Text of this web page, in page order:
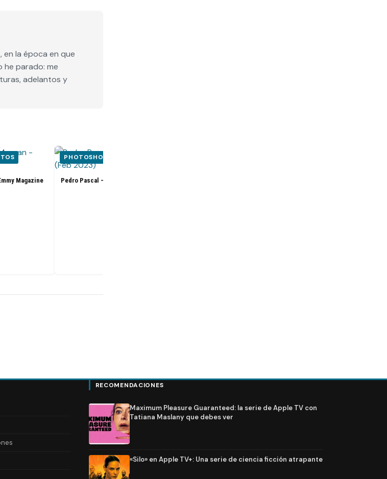
la época en que
he parado: me
adelantos y
Magazine
PHOTOSHOOTS / SESIONES DE FOTOS
Pedro Pascal – Flaunt Magazine Photoshoot (Feb 2023)
RECOMENDACIONES
Maximum Pleasure Guaranteed: la serie de Apple TV con
Tatiana Maslany que debes ver
«Silo» en Apple TV+: Una serie de ciencia ficción atrapante